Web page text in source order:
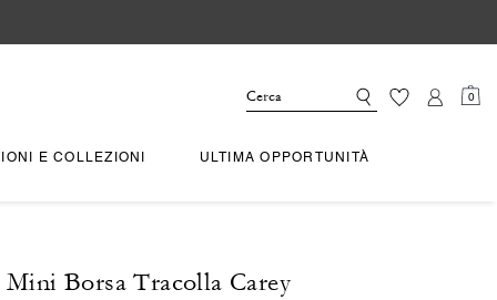
0
E COLLEZIONI ULTIMA OPPORTUNITÀ
Mini Borsa Tracolla Carey